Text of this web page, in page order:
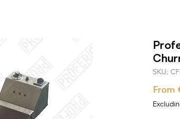
SKU:
From